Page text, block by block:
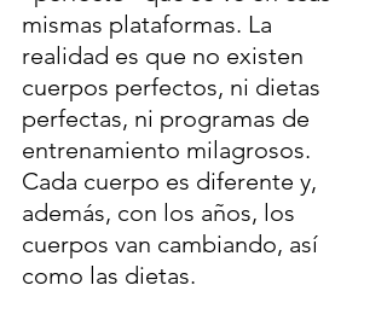
mismas plataformas. La
realidad es que no existen
cuerpos perfectos, ni dietas
perfectas, ni programas de
entrenamiento milagrosos.
Cada cuerpo es diferente y,
además, con los años, los
cuerpos van cambiando, así
como las dietas.